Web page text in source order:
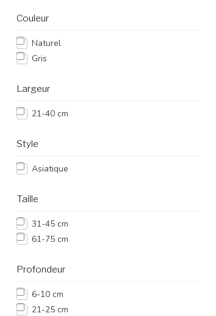
Couleur
Naturel
Gris
Largeur
21-40 cm
Style
Asiatique
Taille
31-45 cm
61-75 cm
Profondeur
6-10 cm
21-25 cm